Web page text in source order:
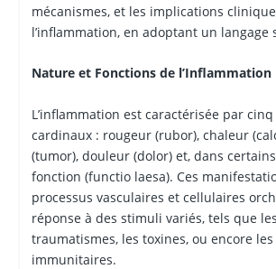
mécanismes, et les implications
l’inflammation, en adoptant un langage
Nature et Fonctions de l’Inflammation
L’inflammation est caractérisée par
cardinaux : rougeur (rubor), chaleur
(tumor), douleur (dolor) et, dans
fonction (functio laesa). Ces
processus vasculaires et cellulaires
réponse à des stimuli variés, tels que
traumatismes, les toxines, ou encore
immunitaires.